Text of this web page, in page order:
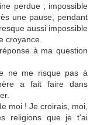
perdue ; impossible
une pause, pendant
aussi impossible
croyance.
à ma question
ne me risque pas à
a fait faire dans
moi ! Je croirais, moi,
religions que je t'ai